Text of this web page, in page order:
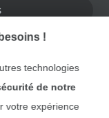
!
technologies
de notre
votre expérience